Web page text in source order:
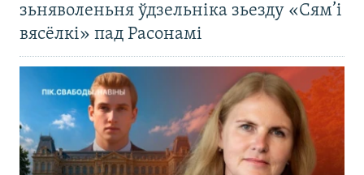
зьняволеньня ўдзельніка зьезду «Сям’і
вясёлкі» пад Расонамі